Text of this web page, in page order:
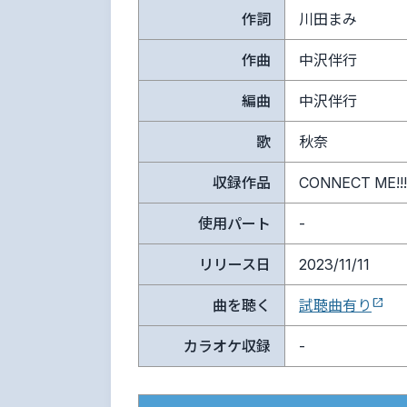
作詞 川田まみ
作曲 中沢伴行
編曲 中沢伴行
歌 秋奈
収録作品 CONNECT
使用パート -
リリース日 2023/11/11
曲を聴く 試聴曲有り
カラオケ収録 -